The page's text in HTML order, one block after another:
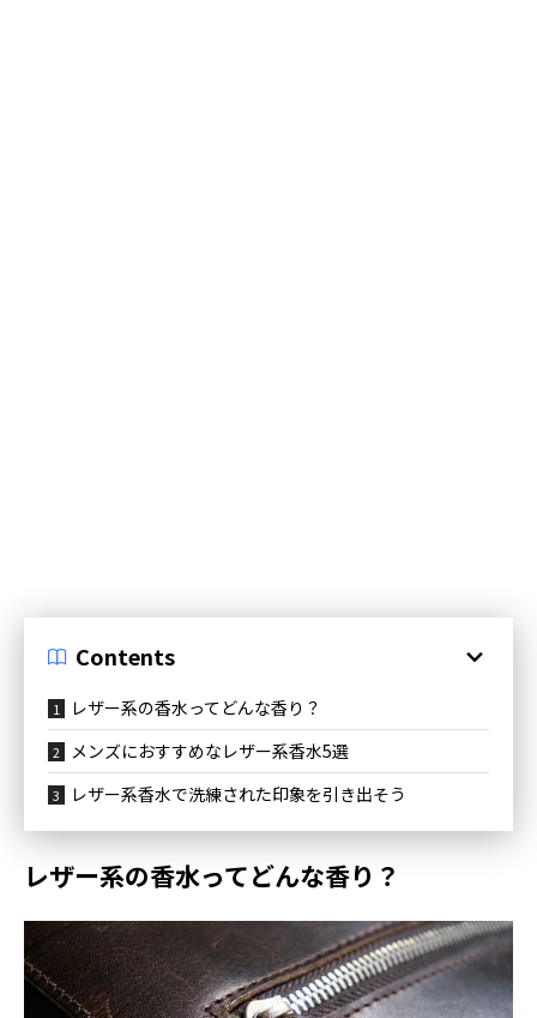
Contents
レザー系の香水ってどんな香り？
メンズにおすすめなレザー系香水5選
レザー系香水で洗練された印象を引き出そう
レザー系の香水ってどんな香り？